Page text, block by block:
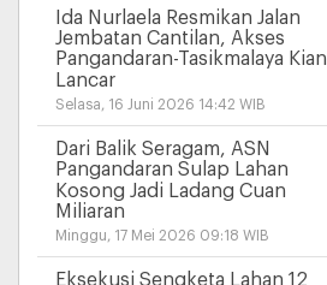
Ida Nurlaela Resmikan Jalan
Jembatan Cantilan, Akses
Pangandaran-Tasikmalaya Kian
Lancar
Selasa, 16 Juni 2026 14:42 WIB
Dari Balik Seragam, ASN
Pangandaran Sulap Lahan
Kosong Jadi Ladang Cuan
Miliaran
Minggu, 17 Mei 2026 09:18 WIB
Eksekusi Sengketa Lahan 12